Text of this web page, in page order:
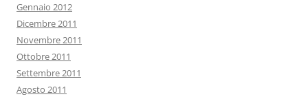
Gennaio 2012
Dicembre 2011
Novembre 2011
Ottobre 2011
Settembre 2011
Agosto 2011